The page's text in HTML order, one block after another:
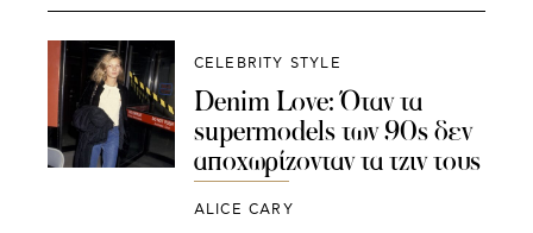
CELEBRITY STYLE
Denim Love: Όταν τα
supermodels των 90s δεν
αποχωρίζονταν τα τζιν τους
ALICE CARY